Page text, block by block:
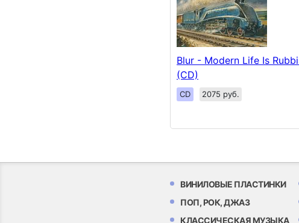
Blur - Modern Life Is
(CD)
CD 2075 руб.
ВИНИЛОВЫЕ ПЛАСТИНКИ
ПОП, РОК, ДЖАЗ
КЛАССИЧЕСКАЯ МУЗЫКА